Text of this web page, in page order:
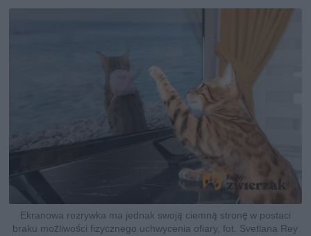
Ekranowa rozrywka ma jednak swoją ciemną stronę w postaci
braku możliwości fizycznego uchwycenia ofiary, fot. Svetlana Rey